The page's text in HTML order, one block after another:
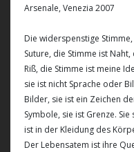
Arsenale, Venezia 2007
Die widerspenstige
Suture, die Stimme ist
Riß, die Stimme ist meine
sie ist nicht Sprache oder
Bilder, sie ist ein Zeichen
Symbole, sie ist Grenze.
ist in der Kleidung des
Der Lebensatem ist ihre